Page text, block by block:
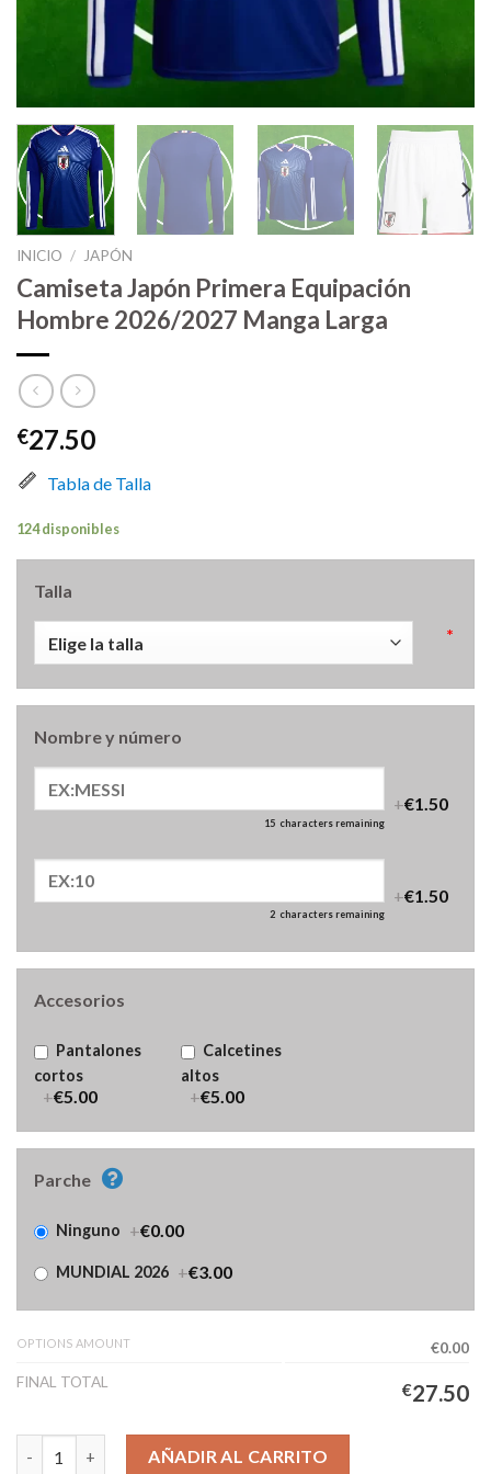
INICIO / JAPÓN
Camiseta Japón Primera Equipación
Hombre 2026/2027 Manga Larga
€27.50
Tabla de Talla
124 disponibles
Talla
*
Nombre y número
15 characters remaining
+€1.50
2 characters remaining
+€1.50
Accesorios
Pantalones
cortos
+€5.00
Calcetines
altos
+€5.00
Parche
Ninguno +€0.00
MUNDIAL 2026 +€3.00
OPTIONS AMOUNT
€0.00
FINAL TOTAL
€27.50
Camiseta Japón Primera Equipación Hombre 2026/2027 Manga
AÑADIR AL CARRITO